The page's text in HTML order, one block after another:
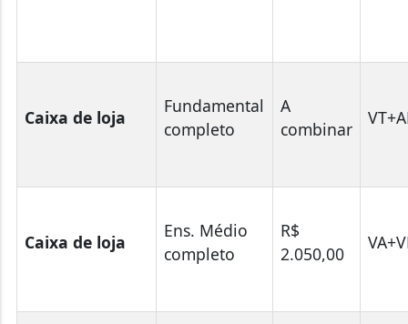
Caixa de loja
Fundamental
completo
A
combinar
Caixa de loja
Ens. Médio
completo
R$
2.050,00